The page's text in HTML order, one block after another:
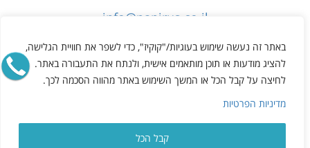
באתר זה נעשה שימוש בעוגיות/"קוקיז", כדי לשפר את חוויית הגלישה,
להציג מודעות או תוכן מותאמים אישית, ולנתח את התעבורה באתר.
לחיצה על קבל הכל או המשך השימוש באתר מהווה הסכמה לכך.
מדיניות הפרטיות
קבל הכל
info@papirus.co.il
הצהרת נגישות
תקנון
מדיניות פרטיות